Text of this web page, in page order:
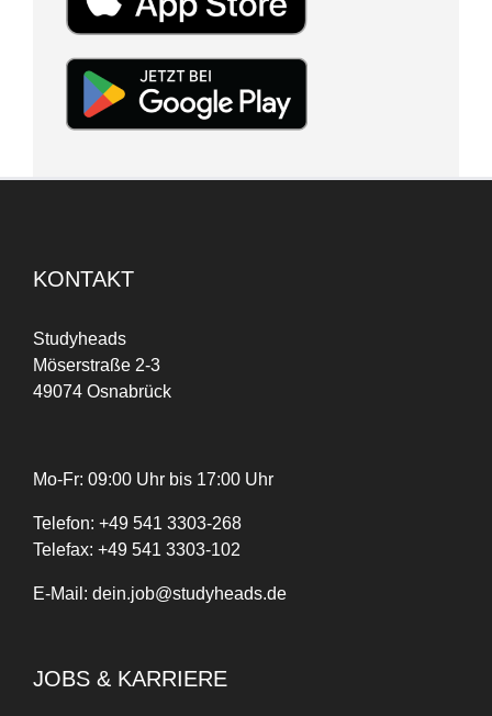
KONTAKT
Studyheads
Möserstraße 2-3
49074 Osnabrück
Mo-Fr: 09:00 Uhr bis 17:00 Uhr
Telefon: +49 541 3303-268
Telefax: +49 541 3303-102
E-Mail: dein.job@studyheads.de
JOBS & KARRIERE